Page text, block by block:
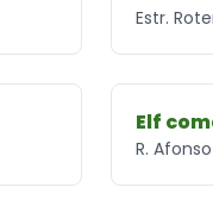
Estr.
Elf
R.